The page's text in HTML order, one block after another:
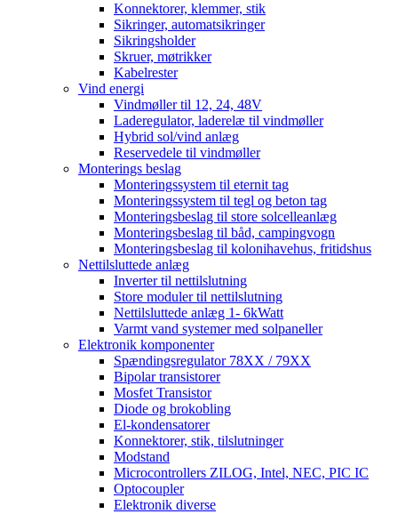
Konnektorer, klemmer, stik
Sikringer, automatsikringer
Sikringsholder
Skruer, møtrikker
Kabelrester
Vind energi
Vindmøller til 12, 24, 48V
Laderegulator, laderelæ til vindmøller
Hybrid sol/vind anlæg
Reservedele til vindmøller
Monterings beslag
Monteringssystem til eternit tag
Monteringssystem til tegl og beton tag
Monteringsbeslag til store solcelleanlæg
Monteringsbeslag til båd, campingvogn
Monteringsbeslag til kolonihavehus, fritidshus
Nettilsluttede anlæg
Inverter til nettilslutning
Store moduler til nettilslutning
Nettilsluttede anlæg 1- 6kWatt
Varmt vand systemer med solpaneller
Elektronik komponenter
Spændingsregulator 78XX / 79XX
Bipolar transistorer
Mosfet Transistor
Diode og brokobling
El-kondensatorer
Konnektorer, stik, tilslutninger
Modstand
Microcontrollers ZILOG, Intel, NEC, PIC IC
Optocoupler
Elektronik diverse